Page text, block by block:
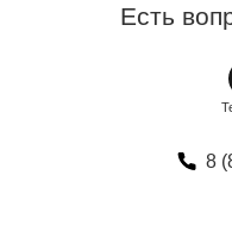
Есть
8